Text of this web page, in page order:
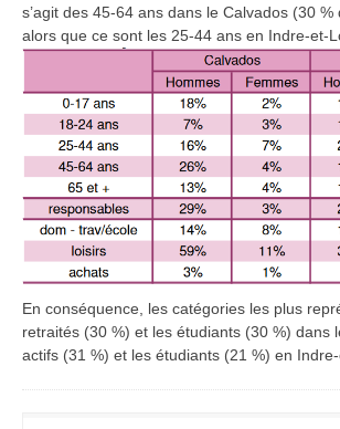
s’agit des 45-64 ans dans le Calvados (30 %
alors que ce sont les 25-44 ans en Indre-et-
En conséquence, les catégories les plus
retraités (30 %) et les étudiants (30 %) dans
actifs (31 %) et les étudiants (21 %) en